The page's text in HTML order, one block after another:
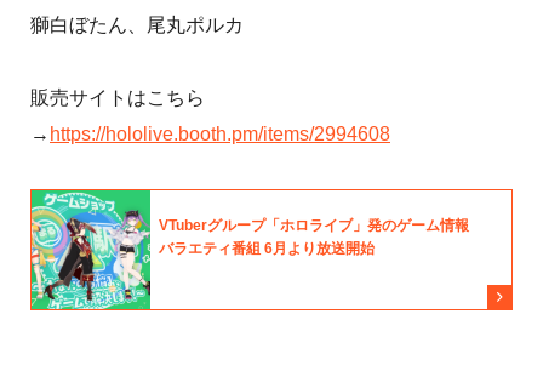
獅白ぼたん、尾丸ポルカ
販売サイトはこちら
→ https://hololive.booth.pm/items/2994608